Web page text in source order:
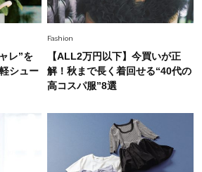
甘め黒アイテム】3選
は「小ぶり」が大流行中！人と被らない
かごバッグ】6選
レ”を
シュー
Fashion
【ALL2万円以下】今買いが正
解！秋まで長く着回せる“40代の
高コスパ服”8選